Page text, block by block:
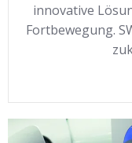
innovative
Fortbewegung.